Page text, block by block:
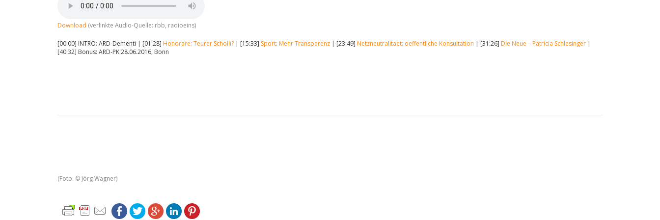
Download (verlinkte Audio-Quelle: rbb, radioeins)
[00:00] INTRO: ARD-Dementi | [01:28] Honorare: Teurer Scholli? | [15:33] Sport: Mehr Transparenz | [23:49] Netzneutralitaet: oeffentliche Konsultation | [31:26] Die Neue – Patricia Schlesinger |
[40:32] Bonus: ARD-PK 28.06.2016, Bonn
(Foto: © Jörg Wagner)